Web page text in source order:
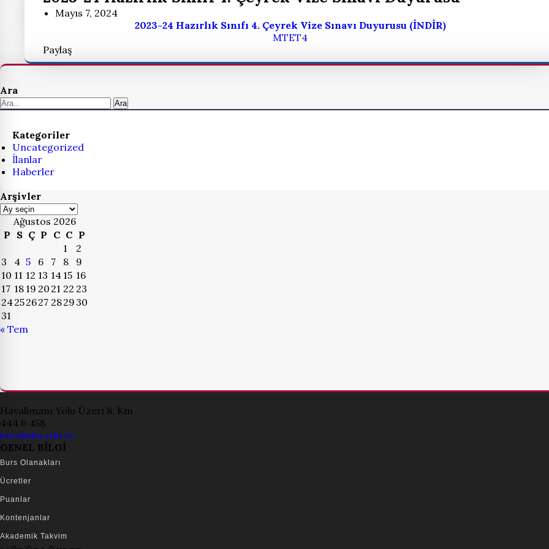
Mayıs 7, 2024
2023-24 Hazırlık Sınıfı 4. Çeyrek Vize Sınavı Duyurusu (İNDİR)
MTET4
Paylaş
Ara
Ara
Kategoriler
Uncategorized
İlanlar
Haberler
Arşivler
Arşivler
Ağustos 2026
P S Ç P C C P
1
2
3
4 5 6 7 8
9
10 11 12 13 14 15 16
17 18 19 20 21 22 23
24252627 2829 30
31
« Tem
Havalimanı Yolu Üzeri 8. Km
444 6 458
info@hku.edu.tr
GENEL BİLGİ
Burs Olanakları
Ücretler
Puanlar
Kontenjanlar
Akademik Takvim